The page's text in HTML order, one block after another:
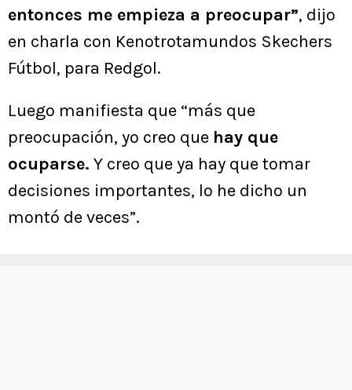
entonces me empieza a preocupar”, dijo
en charla con Kenotrotamundos Skechers
Fútbol, para Redgol.
Luego manifiesta que “más que
preocupación, yo creo que hay que
ocuparse. Y creo que ya hay que tomar
decisiones importantes, lo he dicho un
montó de veces”.